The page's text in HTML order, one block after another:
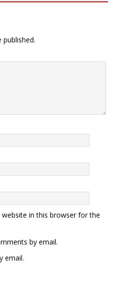
published.
in this browser for the
by email.
email.